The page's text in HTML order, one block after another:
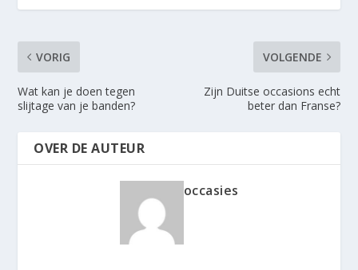
VORIG
Wat kan je doen tegen
slijtage van je banden?
VOLGENDE
Zijn Duitse occasions echt
beter dan Franse?
OVER DE AUTEUR
occasies